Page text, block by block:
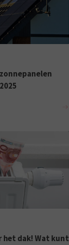
het dak! Wat kunt